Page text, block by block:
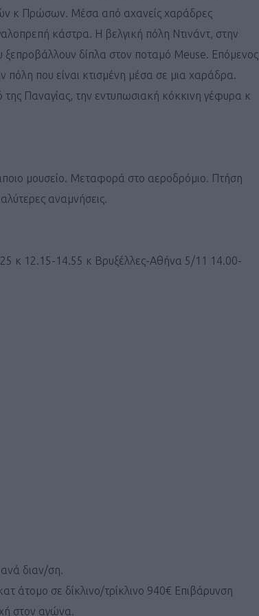
κ Πρώσων. Μέσα από αχανείς χαράδρες
κάστρα. Η βελγική πόλη Ντινάντ, στην
ξεπροβάλλουν δίπλα στον ποταμό Meuse. Επόμενος
που είναι κτισμένη μέσα σε μια χαράδρα.
Παναγίας, την εντυπωσιακή κόκκινη γέφυρα κ
μουσείο. Μεταφορά στο αεροδρόμιο. Πτήση
αναμνήσεις.
κ 12.15-14.55 κ Βρυξέλλες-Αθήνα 5/11 14.00-
ανά διαν/ση.
άτομο σε δίκλινο/τρίκλινο 940€ Επιβάρυνση
στον αγώνα.
Καφές και καφεΐνη